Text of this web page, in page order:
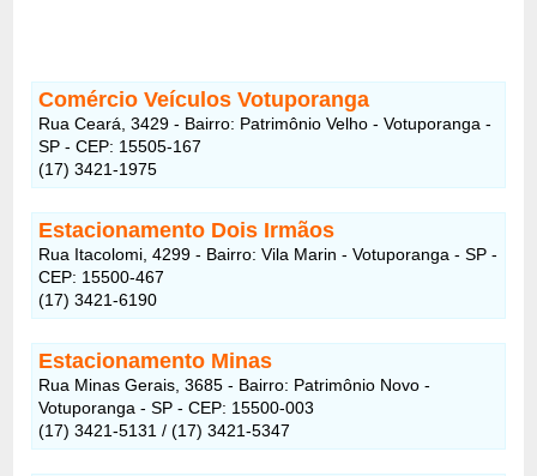
Comércio Veículos Votuporanga
Rua Ceará, 3429 - Bairro: Patrimônio Velho - Votuporanga -
SP - CEP: 15505-167
(17) 3421-1975
Estacionamento Dois Irmãos
Rua Itacolomi, 4299 - Bairro: Vila Marin - Votuporanga - SP -
CEP: 15500-467
(17) 3421-6190
Estacionamento Minas
Rua Minas Gerais, 3685 - Bairro: Patrimônio Novo -
Votuporanga - SP - CEP: 15500-003
(17) 3421-5131 / (17) 3421-5347